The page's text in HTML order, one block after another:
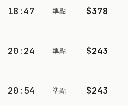
18:47 準點 $378
20:24 準點 $243
20:54 準點 $243